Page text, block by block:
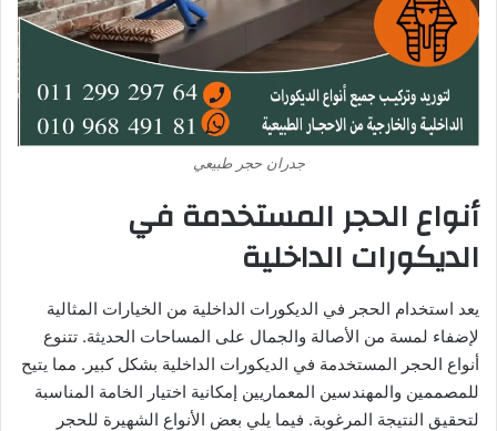
جدران حجر طبيعي
أنواع الحجر المستخدمة في
الديكورات الداخلية
يعد استخدام الحجر في الديكورات الداخلية من الخيارات المثالية
لإضفاء لمسة من الأصالة والجمال على المساحات الحديثة. تتنوع
أنواع الحجر المستخدمة في الديكورات الداخلية بشكل كبير. مما يتيح
للمصممين والمهندسين المعماريين إمكانية اختيار الخامة المناسبة
لتحقيق النتيجة المرغوبة. فيما يلي بعض الأنواع الشهيرة للحجر